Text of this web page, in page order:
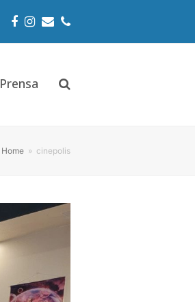
Facebook
Instagram
EmailPhone
Prensa
Home » cinepolis